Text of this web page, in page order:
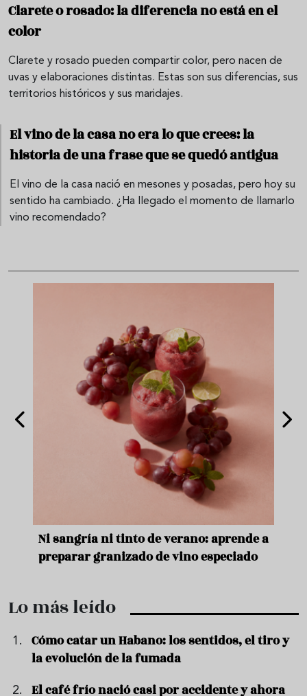
Clarete o rosado: la diferencia no está en el
color
Clarete y rosado pueden compartir color, pero nacen de
uvas y elaboraciones distintas. Estas son sus diferencias, sus
territorios históricos y sus maridajes.
El vino de la casa no era lo que crees: la
historia de una frase que se quedó antigua
El vino de la casa nació en mesones y posadas, pero hoy su
sentido ha cambiado. ¿Ha llegado el momento de llamarlo
vino recomendado?
Ni sangría ni tinto de verano: aprende a
preparar granizado de vino especiado
Lo más leído
Cómo catar un Habano: los sentidos, el tiro y
la evolución de la fumada
El café frío nació casi por accidente y ahora